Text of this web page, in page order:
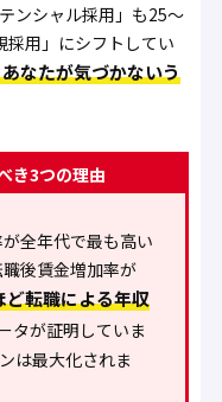
ンシャル採用」も25〜
採用」にシフトしてい
なたが気づかないう
き3つの理由
全年代で最も高い
後賃金増加率が
ど転職による年収
タが証明していま
は最大化されま